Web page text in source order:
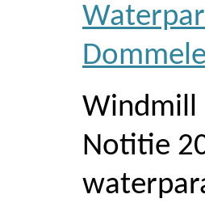
Windmill
Notitie